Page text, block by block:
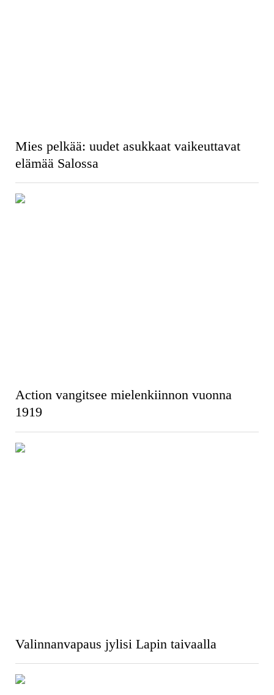
Mies pelkää: uudet asukkaat vaikeuttavat
elämää Salossa
Action vangitsee mielenkiinnon vuonna
1919
Valinnanvapaus jylisi Lapin taivaalla